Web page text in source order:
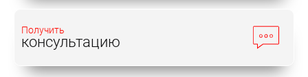
Получить
консультацию